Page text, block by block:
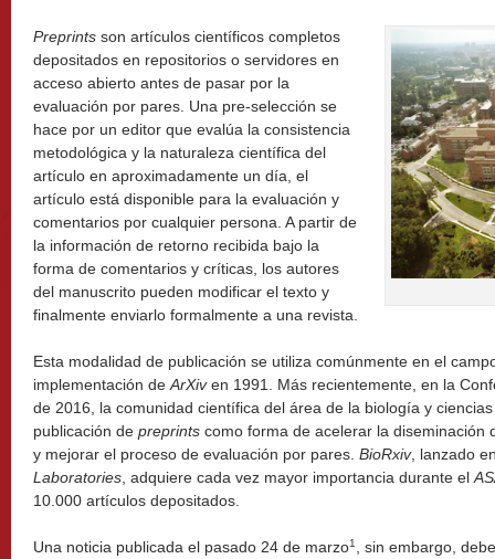
Preprints son artículos científicos completos
depositados en repositorios o servidores en
acceso abierto antes de pasar por la
evaluación por pares. Una pre-selección se
hace por un editor que evalúa la consistencia
metodológica y la naturaleza científica del
artículo en aproximadamente un día, el
artículo está disponible para la evaluación y
comentarios por cualquier persona. A partir de
la información de retorno recibida bajo la
forma de comentarios y críticas, los autores
del manuscrito pueden modificar el texto y
finalmente enviarlo formalmente a una revista.
Esta modalidad de publicación se utiliza comúnmente en el
implementación de ArXiven 1991. Más recientemente, en la
de 2016, la comunidad científica del área de la biología y
publicación de preprints como forma de acelerar la diseminación
y mejorar el proceso de evaluación por pares. BioRxiv, lanzado
Laboratories , adquiere cada vez mayor importancia durante el
10.000 artículos depositados.
Una noticia publicada el pasado 24 de marzo1
, sin embargo,